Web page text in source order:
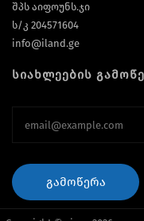
შპს აიფოუნს.ჯი
ს/კ 204571604
info@iland.ge
სიახლეების
ᲒᲐᲛᲝᲬᲔᲠᲐ